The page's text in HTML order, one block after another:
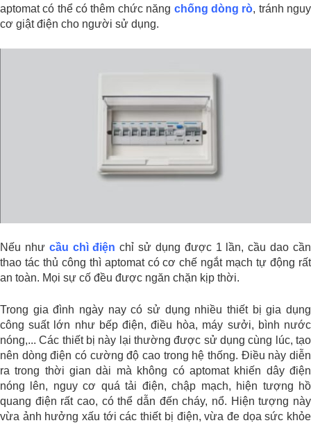
aptomat có thể có thêm chức năng chống dòng rò, tránh nguy
cơ giật điện cho người sử dụng.
Nếu như cầu chì điện chỉ sử dụng được 1 lần, cầu dao cần
thao tác thủ công thì aptomat có cơ chế ngắt mạch tự động rất
an toàn. Mọi sự cố đều được ngăn chặn kịp thời.
Trong gia đình ngày nay có sử dụng nhiều thiết bị gia dụng
công suất lớn như bếp điện, điều hòa, máy sưởi, bình nước
nóng,... Các thiết bị này lại thường được sử dụng cùng lúc, tạo
nên dòng điện có cường độ cao trong hệ thống. Điều này diễn
ra trong thời gian dài mà không có aptomat khiến dây điện
nóng lên, nguy cơ quá tải điện, chập mạch, hiện tượng hồ
quang điện rất cao, có thể dẫn đến cháy, nổ. Hiện tượng này
vừa ảnh hưởng xấu tới các thiết bị điện, vừa đe dọa sức khỏe